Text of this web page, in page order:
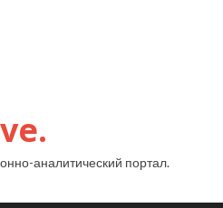
аналитический портал.